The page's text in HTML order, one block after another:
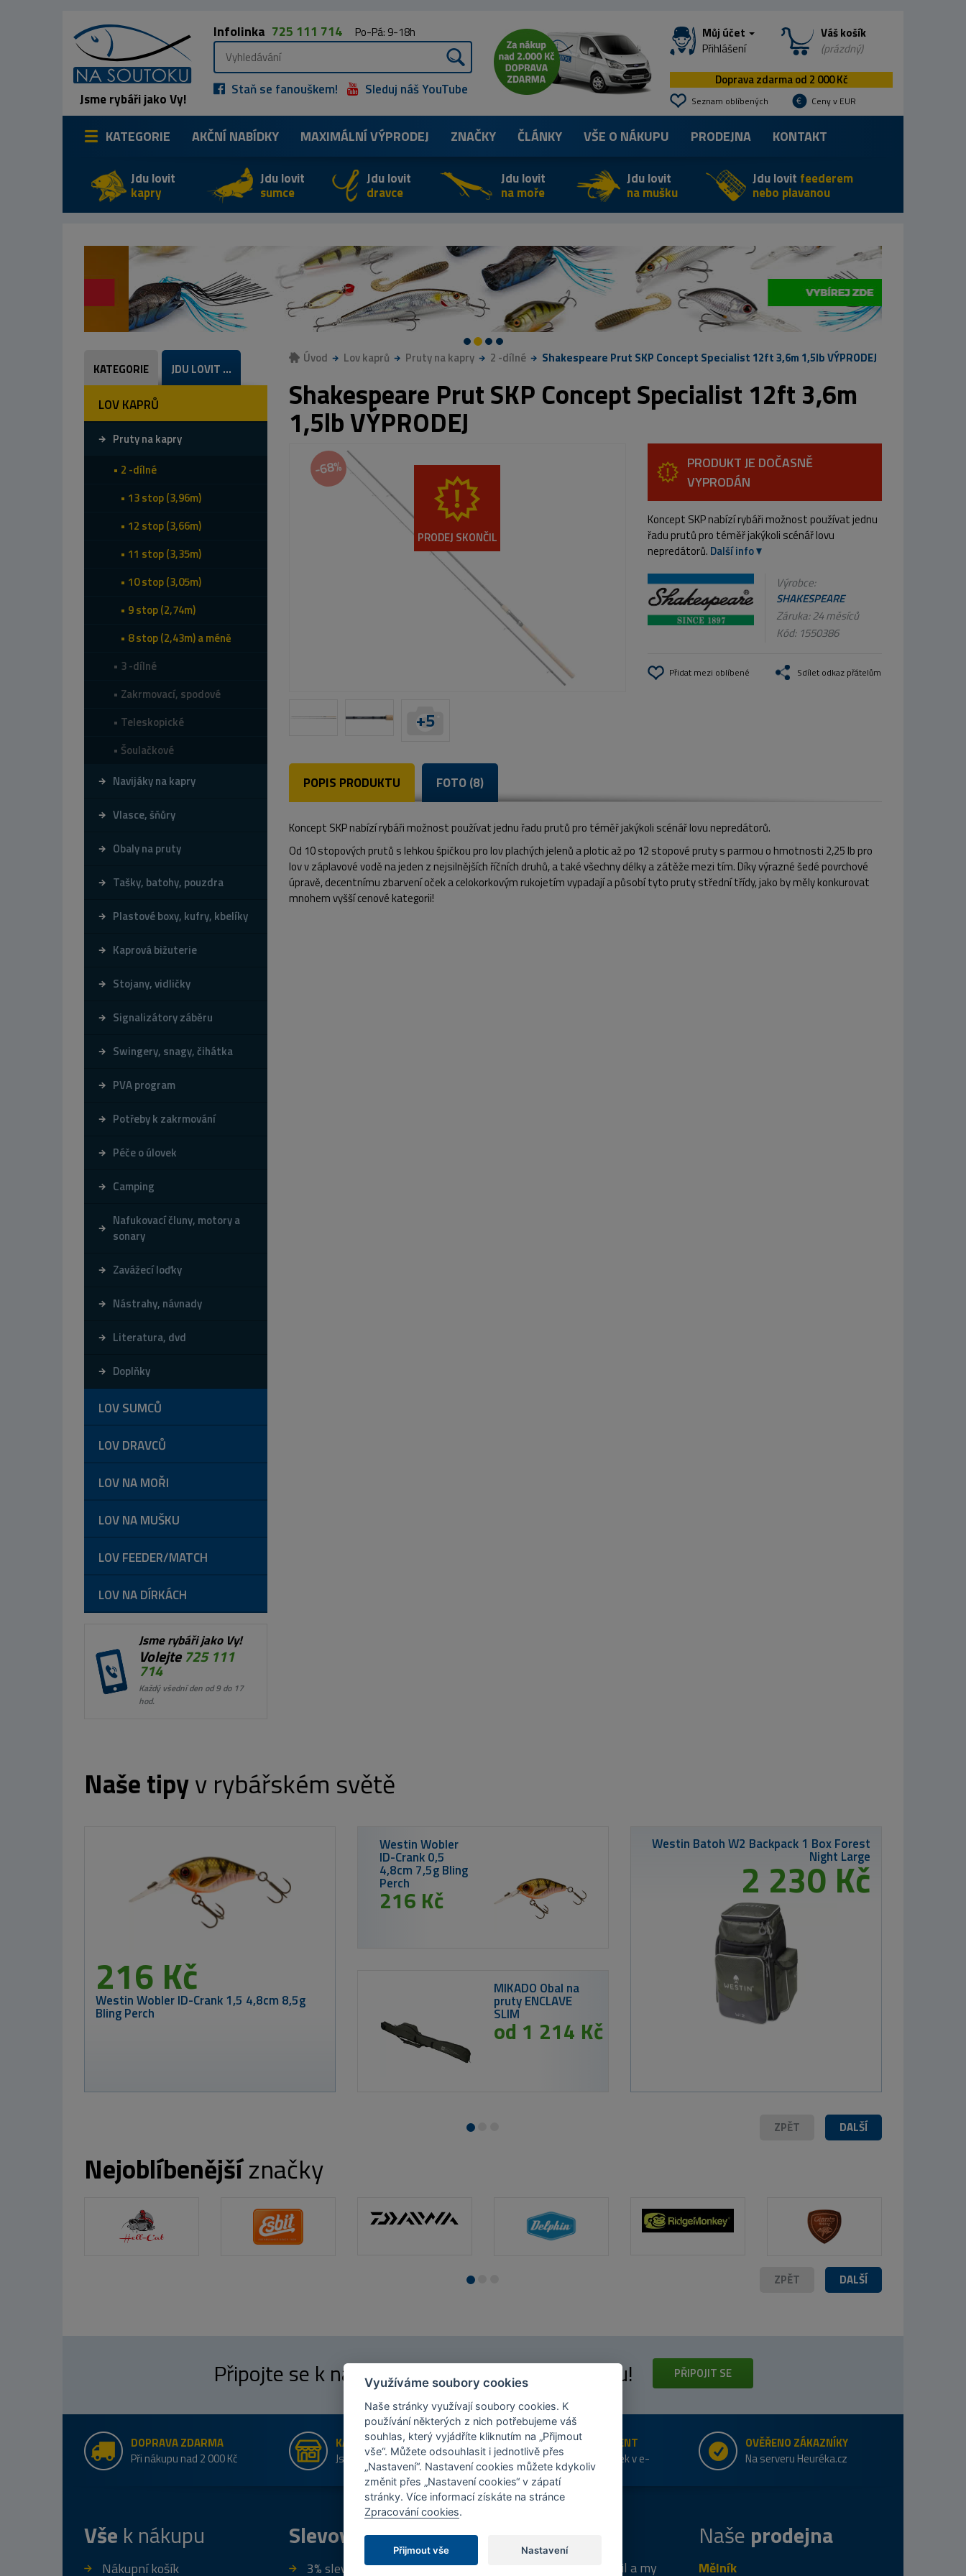
Jsme rybáři jako Vy!
Infolinka 725 111 714 Po-Pá: 9-18h
Staň se fanouškem! Sleduj náš YouTube
Můj účet
Přihlášení
Váš košík
(prázdný)
Doprava zdarma od 2 000 Kč
Seznam oblíbených Ceny v EUR
KATEGORIE AKČNÍ NABÍDKY MAXIMÁLNÍVÝPRODEJ ZNAČKY ČLÁNKY VŠE O NÁKUPU PRODEJNA KONTAKT
Jdu lovit
kapry
Jdu lovit
sumce
Jdu lovit
dravce
Jdu lovit
na moře
Jdu lovit
na mušku
Jdu lovit feederem
nebo plavanou
KATEGORIE JDU LOVIT ...
LOV KAPRŮ
Pruty na kapry
2 -dílné
13 stop (3,96m)
12 stop (3,66m)
11 stop (3,35m)
10 stop (3,05m)
9 stop (2,74m)
8 stop (2,43m) a méně
3 -dílné
Zakrmovací, spodové
Teleskopické
Šoulačkové
Navijáky na kapry
Vlasce, šňůry
Obaly na pruty
Tašky, batohy, pouzdra
Plastové boxy, kufry, kbelíky
Kaprová bižuterie
Stojany, vidličky
Signalizátory záběru
Swingery, snagy, čihátka
PVA program
Potřeby k zakrmování
Péče o úlovek
Camping
Nafukovací čluny, motory a
sonary
Zavážecí loďky
Nástrahy, návnady
Literatura, dvd
Doplňky
LOV SUMCŮ
LOV DRAVCŮ
LOV NA MOŘI
LOV NA MUŠKU
LOV FEEDER/MATCH
LOV NA DÍRKÁCH
Jsme rybáři jako Vy!
Volejte725 111
714
Každý všední den od 9 do 17
hod.
Úvod Lov kaprů Pruty na kapry 2 -dílné Shakespeare Prut SKP Concept Specialist 12ft 3,6m 1,5lb VÝPRODEJ
Shakespeare Prut SKP Concept Specialist 12ft 3,6m
1,5lb VÝPRODEJ
-68%
+5
PRODEJ SKONČIL
PRODUKT JE DOČASNĚ
VYPRODÁN
Koncept SKP nabízí rybáři možnost používat jednu
řadu prutů pro téměř jakýkoli scénář lovu
nepredátorů. Další info
Výrobce:
SHAKESPEARE
Záruka: 24 měsíců
Kód: 1550386
Přidat mezi oblíbené Sdílet odkaz přátelům
POPIS PRODUKTU FOTO (8)
Koncept SKP nabízí rybáři možnost používat jednu řadu prutů pro téměř jakýkoli scénář lovu nepredátorů.
Od 10 stopových prutů s lehkou špičkou pro lov plachých jelenů a plotic až po 12 stopové pruty s parmou o hmotnosti 2,25 lb pro
lov v záplavové vodě na jeden z nejsilnějších říčních druhů, a také všechny délky a zátěže mezi tím. Díky výrazné šedé povrchové
úpravě, decentnímu zbarvení oček a celokorkovým rukojetím vypadají a působí tyto pruty střední třídy, jako by měly konkurovat
mnohem vyšší cenové kategorii!
Naše tipyv rybářském světě
2 230 Kč
od 33 Kč
ZFISH Lanko Wolfram Leader - 2ks
MIKBAITS X-
od 699 Kč
TB Baits Booster
Corn 500 ml
DALŠÍ
ZPĚT
Nejoblíbenějšíznačky
DALŠÍ
ZPĚT
Připojte se k našimfanouškůmna Facebooku! PŘIPOJIT SE
DOPRAVA ZDARMA
Při nákupu nad 2 000 Kč
KAMENNÉ PRODEJNY
Jsme na trhu více než 10 let
ŠIROKÝ SORTIMENT
Přes 20 tis. položek v e-
shopu
OVĚŘENO ZÁKAZNÍKY
Na serveru Heuréka.cz
Vše k nákupu
Nákupní košík
Slevový program
3% sleva za registraci Napište nám svůj e-mail a my
Naše prodejna
Mělník
Využíváme soubory cookies
Naše stránky využívají soubory cookies. K
používání některých z nich potřebujeme váš
souhlas, který vyjádříte kliknutím na „Přijmout
vše“. Můžete odsouhlasit i jednotlivě přes
„Nastavení“. Nastavení cookies můžete kdykoliv
změnit přes „Nastavení cookies“ v zápatí
stránky. Více informací získáte na stránce
Zpracování cookies.
Přijmout vše Nastavení